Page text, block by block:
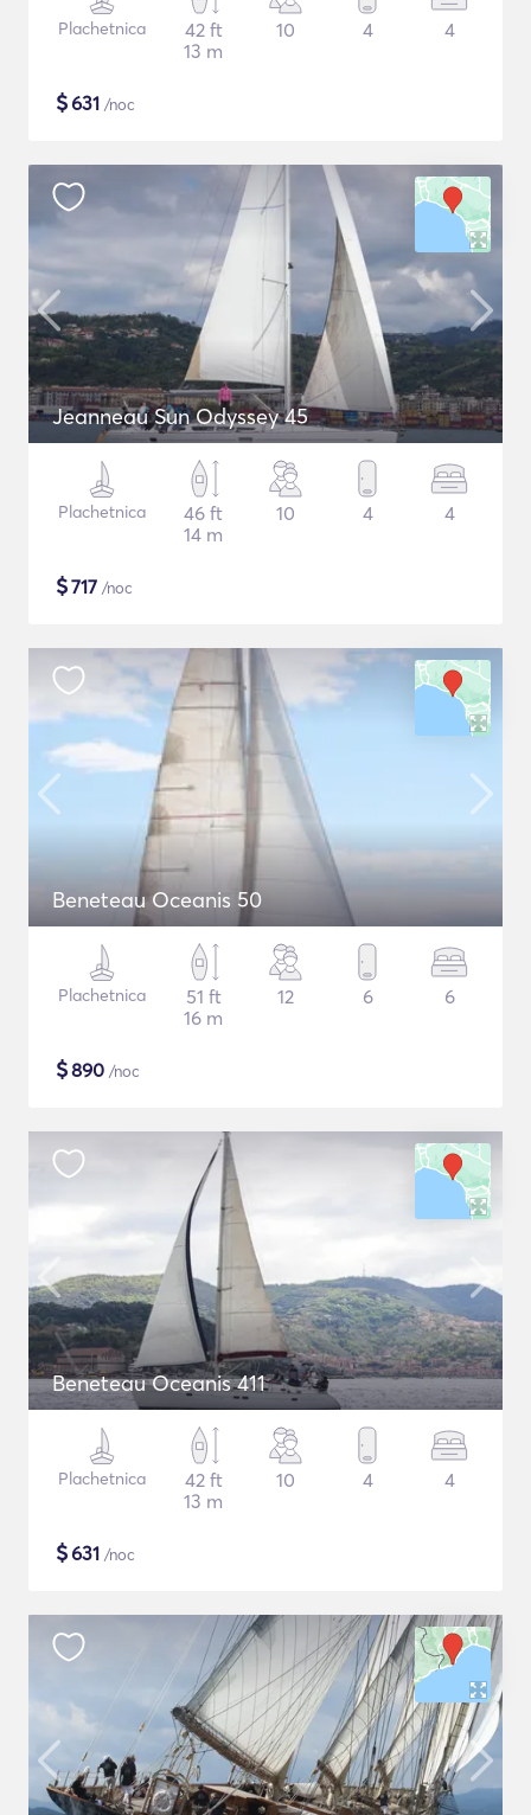
Plachetnica
42 ft
13 m
10 4 4
$631 /noc
Jeanneau Sun Odyssey 45
Plachetnica
46 ft
14 m
10 4 4
$717 /noc
Beneteau Oceanis 50
Plachetnica
51 ft
16 m
12 6 6
$890 /noc
Beneteau Oceanis 411
Plachetnica
42 ft
13 m
10 4 4
$631 /noc